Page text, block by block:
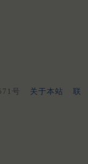
号 关于本站
联